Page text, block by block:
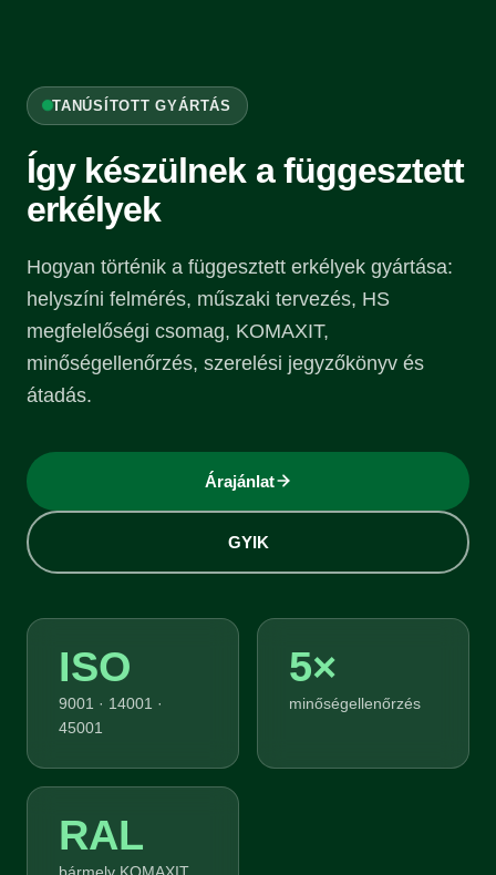
TANÚSÍTOTT GYÁRTÁS
Így készülnek a függesztett
erkélyek
Hogyan történik a függesztett erkélyek gyártása:
helyszíni felmérés, műszaki tervezés, HS
megfelelőségi csomag, KOMAXIT,
minőségellenőrzés, szerelési jegyzőkönyv és
átadás.
Árajánlat
GYIK
ISO
9001 · 14001 ·
45001
5×
minőségellenőrzés
RAL